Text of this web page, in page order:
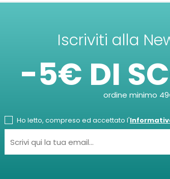
Iscriviti alla
-5€ DIordine minimo
Ho letto, compreso ed accettato l'